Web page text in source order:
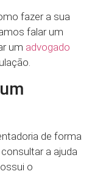
fazer a sua
falar um
um advogado
de forma
a ajuda
o